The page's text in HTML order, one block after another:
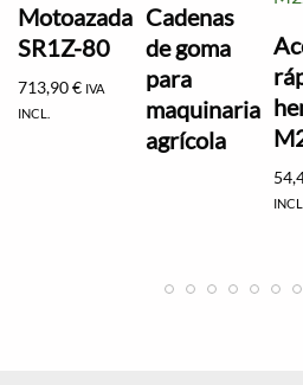
Motoazada
SR1Z-80
713,90€ IVA
INCL.
Cadenas
de goma
para
maquinaria
agrícola
INCL.